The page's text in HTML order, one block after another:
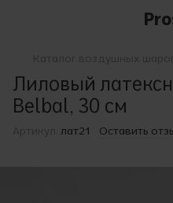
Лиловый
Belbal, 30 см
лат21 Оставить